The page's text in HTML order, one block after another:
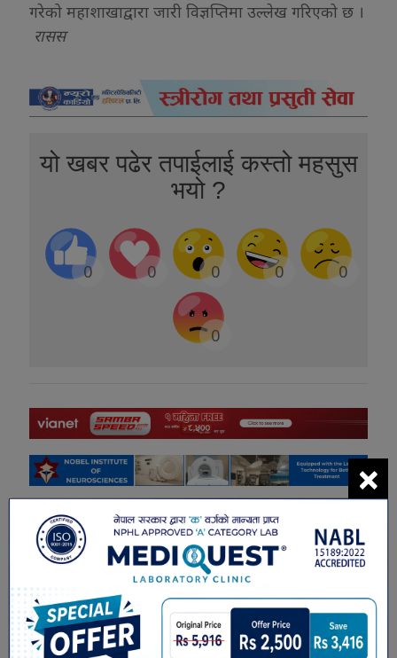
गरेको महाशाखाद्वारा जारी विज्ञप्तिमा उल्लेख गरिएको छ ।
रासस
यो खबर पढेर तपाईलाई कस्तो महसुस
भयो ?
0 0 0 0 0
0
सम्बंधित खबरहरु
×